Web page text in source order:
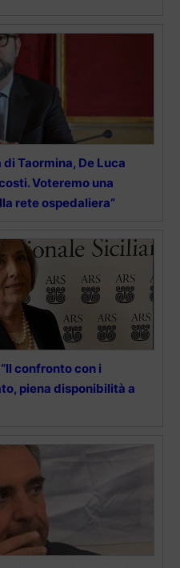
Taormina, De Luca
Voteremo una
rete ospedaliera”
confronto con i
piena disponibilità a